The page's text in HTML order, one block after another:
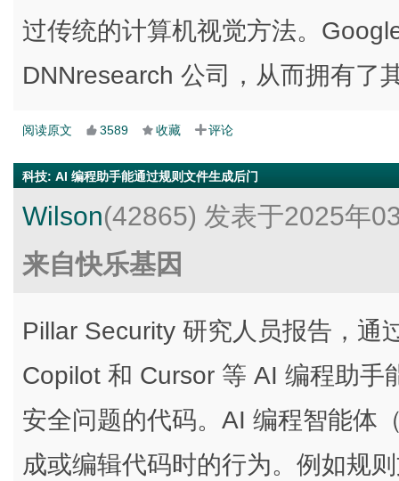
过传统的计算机视觉方法。
DNNresearch 公司，从而拥有了
阅读原文 3589 收藏 评论
科技: AI 编程助手能通过规则文件生成后门
Wilson(42865) 发表于2025年
来自快乐基因
Pillar Security 研究人员报告，通
Copilot 和 Cursor 等 AI 编程助手
安全问题的代码。AI 编程智能体
成或编辑代码时的行为。例如规